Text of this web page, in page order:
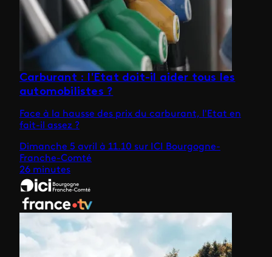
Carburant : l'Etat doit-il aider tous les
automobilistes ?
Face à la hausse des prix du carburant, l'Etat en
fait-il assez ?
Dimanche 5 avril à 11.10 sur ICI Bourgogne-
Franche-Comté
26 minutes